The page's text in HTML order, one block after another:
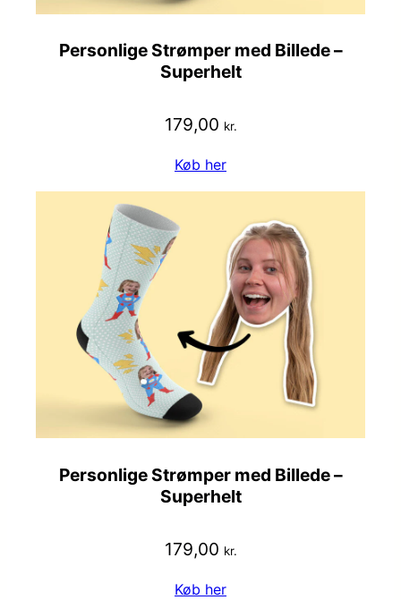
Personlige Strømper med Billede –
Superhelt
179,00 kr.
Køb her
Personlige Strømper med Billede –
Superhelt
179,00 kr.
Køb her